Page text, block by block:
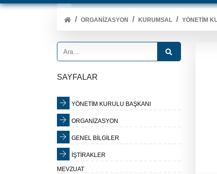
ORGANİZASYON KURUMSAL YÖNETİM
SAYFALAR
YÖNETİM KURULU BAŞKANI
ORGANİZASYON
GENEL BİLGİLER
İŞTİRAKLER
MEVZUAT